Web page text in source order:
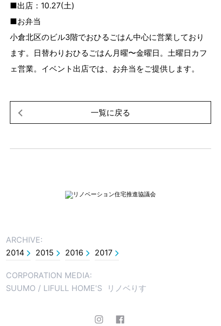
■出店：10.27(土)
■お弁当
小倉北区のビル3階でおひるごはん中心に営業しており
ます。日替わりおひるごはん月曜〜金曜日。土曜日カフ
ェ営業。イベント出店では、お弁当をご提供します。
一覧に戻る
ARCHIVE:
2014
2015 2016 2017
CORPORATION MEDIA:
SUUMO / LIFULL HOME'S リノベりす